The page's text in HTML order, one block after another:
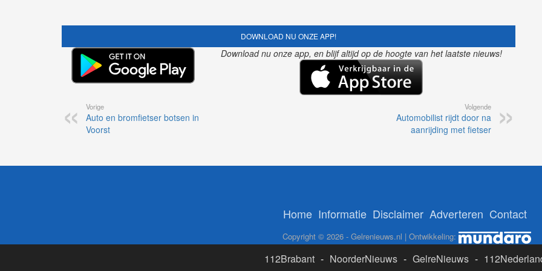
DOWNLOAD NU ONZE APP!
Download nu onze app, en blijf altijd op de hoogte van het laatste nieuws!
Vorige
Auto en bromfietser botsen in
Voorst
Volgende
Automobilist rijdt door na
aanrijding met fietser
Home Informatie Disclaimer Adverteren Contact
Copyright © 2026 - Gelrenieuws.nl | Ontwikkeling:
112Brabant - NoorderNieuws - GelreNieuws -